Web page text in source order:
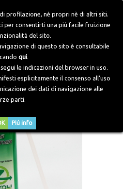
profilazione, nè propri nè di altri siti.
per consentirti una più facile fruizione
del sito.
di questo sito è consultabile
qui.
le indicazioni del browser in uso.
esplicitamente il consenso all'uso
dei dati di navigazione alle
parti.
Piú info
Attrezzatura per Revisione